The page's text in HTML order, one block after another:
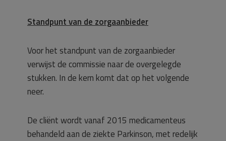
Standpunt van de zorgaanbieder
Voor het standpunt van de zorgaanbieder
verwijst de commissie naar de overgelegde
stukken. In de kern komt dat op het volgende
neer.
De cliënt wordt vanaf 2015 medicamenteus
behandeld aan de ziekte Parkinson, met redelijk